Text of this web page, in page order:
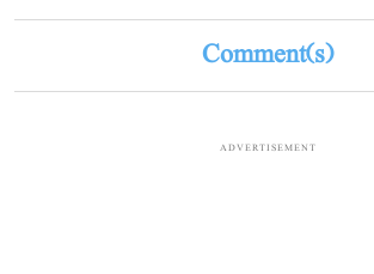
Comment(s)
ADVERTISEMENT